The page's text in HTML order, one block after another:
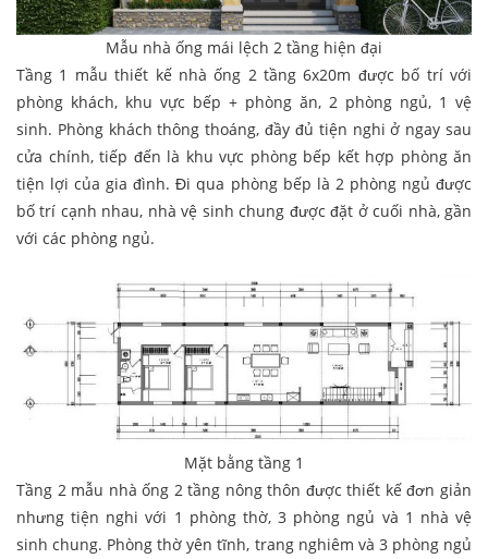
Mẫu nhà ống mái lệch 2 tầng hiện đại
Tầng 1 mẫu thiết kế nhà ống 2 tầng 6x20m được bố trí với
phòng khách, khu vực bếp + phòng ăn, 2 phòng ngủ, 1 vệ
sinh. Phòng khách thông thoáng, đầy đủ tiện nghi ở ngay sau
cửa chính, tiếp đến là khu vực phòng bếp kết hợp phòng ăn
tiện lợi của gia đình. Đi qua phòng bếp là 2 phòng ngủ được
bố trí cạnh nhau, nhà vệ sinh chung được đặt ở cuối nhà, gần
với các phòng ngủ.
Mặt bằng tầng 1
Tầng 2 mẫu nhà ống 2 tầng nông thôn được thiết kế đơn giản
nhưng tiện nghi với 1 phòng thờ, 3 phòng ngủ và 1 nhà vệ
sinh chung. Phòng thờ yên tĩnh, trang nghiêm và 3 phòng ngủ